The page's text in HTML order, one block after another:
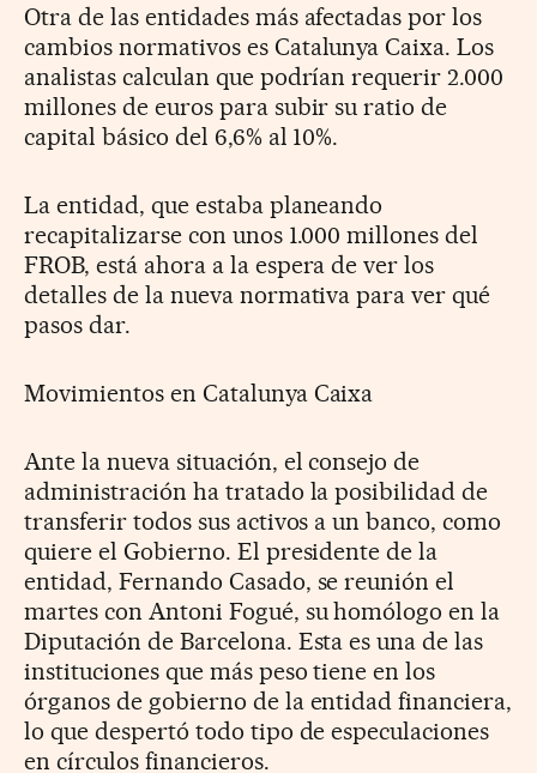
Otra de las entidades más afectadas por los
cambios normativos es Catalunya Caixa. Los
analistas calculan que podrían requerir 2.000
millones de euros para subir su ratio de
capital básico del 6,6% al 10%.
La entidad, que estaba planeando
recapitalizarse con unos 1.000 millones del
FROB, está ahora a la espera de ver los
detalles de la nueva normativa para ver qué
pasos dar.
Movimientos en Catalunya Caixa
Ante la nueva situación, el consejo de
administración ha tratado la posibilidad de
transferir todos sus activos a un banco, como
quiere el Gobierno. El presidente de la
entidad, Fernando Casado, se reunión el
martes con Antoni Fogué, su homólogo en la
Diputación de Barcelona. Esta es una de las
instituciones que más peso tiene en los
órganos de gobierno de la entidad financiera,
lo que despertó todo tipo de especulaciones
en círculos financieros.